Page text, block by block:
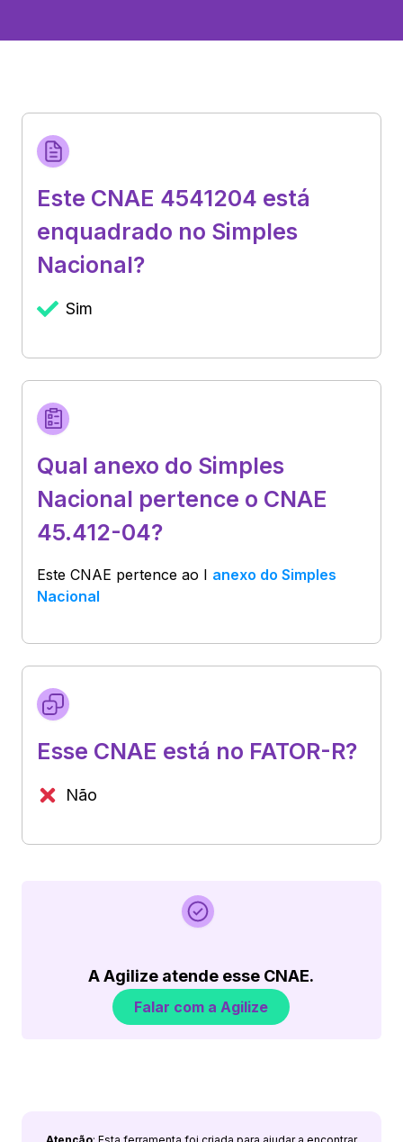
Este CNAE 4541204 está
enquadrado no Simples
Nacional?
Sim
Qual anexo do Simples
Nacional pertence o CNAE
45.412-04?
Este CNAE pertence ao I anexo do Simples
Nacional
Esse CNAE está no FATOR-R?
Não
A Agilize atende esse CNAE.
Falar com a Agilize